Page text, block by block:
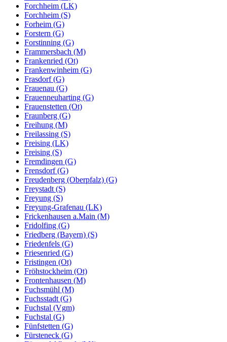
Forchheim (LK)
Forchheim (S)
Forheim (G)
Forstern (G)
Forstinning (G)
Frammersbach (M)
Frankenried (Ot)
Frankenwinheim (G)
Frasdorf (G)
Frauenau (G)
Frauenneuharting (G)
Frauenstetten (Ot)
Fraunberg (G)
Freihung (M)
Freilassing (S)
Freising (LK)
Freising (S)
Fremdingen (G)
Frensdorf (G)
Freudenberg (Oberpfalz) (G)
Freystadt (S)
Freyung (S)
Freyung-Grafenau (LK)
Frickenhausen a.Main (M)
Fridolfing (G)
Friedberg (Bayern) (S)
Friedenfels (G)
Friesenried (G)
Fristingen (Ot)
Fröhstockheim (Ot)
Frontenhausen (M)
Fuchsmühl (M)
Fuchsstadt (G)
Fuchstal (Vgm)
Fuchstal (G)
Fünfstetten (G)
Fürsteneck (G)